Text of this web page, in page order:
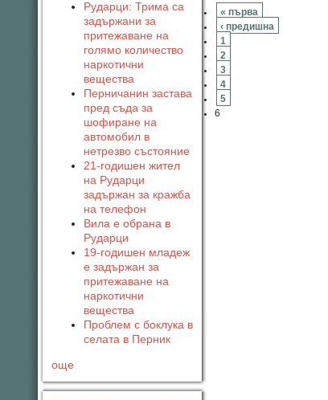
Рударци: Трима са
задържани за
притежаване на
голямо количество
наркотични
вещества
Перничанин застава
пред съда за
шофиране на
автомобил в
нетрезво състояние
21-годишен жител
на Рударци
задържан за кражба
на телефон
Вила е обрана в
Рударци
19-годишен младеж
е задържан за
притежаване на
наркотични
вещества
Проблем с боклука в
селата в Перник
още
« първа
‹ предишна
1
2
3
4
5
6